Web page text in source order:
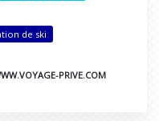
de ski
PRIVE.COM